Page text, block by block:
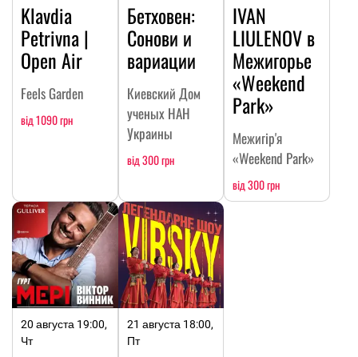
Klavdia
Petrivna |
Open Air
Feels Garden
від 1090 грн
Бетховен:
Сонови и
вариации
Киевский Дом
ученых НАН
Украины
від 300 грн
IVAN
LIULENOV в
Межигорье
«Weekend
Park»
Межигір'я
«Weekend Park»
від 300 грн
20 августа 19:00,
Чт
21 августа 18:00,
Пт